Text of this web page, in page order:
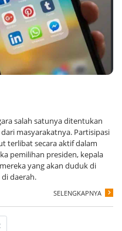
salah satunya ditentukan
masyarakatnya. Partisipasi
terlibat secara aktif dalam
pemilihan presiden, kepala
yang akan duduk di
daerah.
SELENGKAPNYA